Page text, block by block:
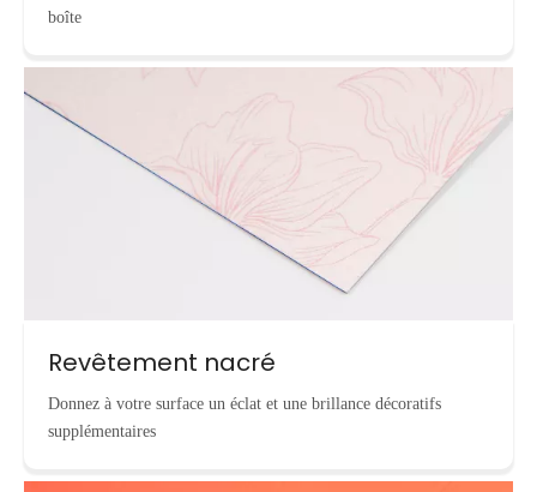
boîte
Revêtement nacré
Donnez à votre surface un éclat et une brillance décoratifs
supplémentaires